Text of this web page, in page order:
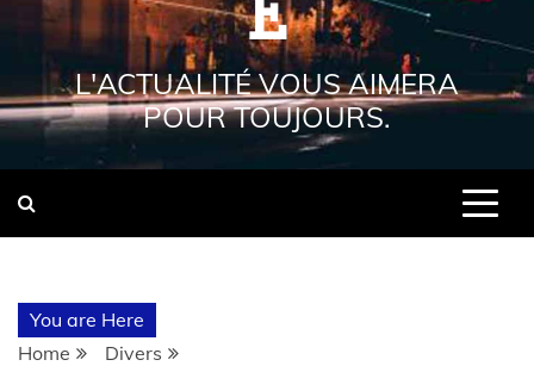
L'ACTUALITÉ VOUS AIMERA
POUR TOUJOURS.
You are Here
Home
Divers